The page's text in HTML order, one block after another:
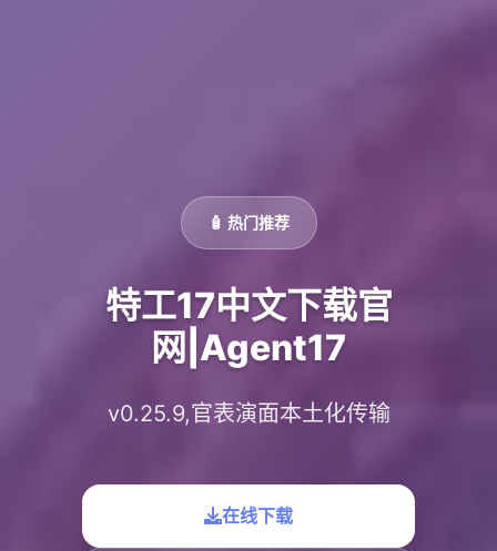
🧴 热门推荐
特工17中文下载官
网|Agent17
v0.25.9,官表演面本土化传输
在线下载